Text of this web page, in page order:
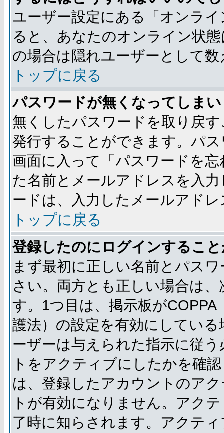
ユーザー設定にある「オンラ
ると、あなたのオンライン状
の場合は隠れユーザーとして
トップに戻る
パスワードが無くなってしま
無くしたパスワードを取り戻
発行することができます。パ
画面に入って「パスワードを
た名前とメールアドレスを入
ードは、入力したメールアド
トップに戻る
登録したのにログインするこ
まず最初に正しい名前とパス
さい。両方とも正しい場合は
す。1つ目は、掲示板が
護法）の設定を有効にしてい
ーザーは与えられた指示に従
トをアクティブにしたかを確
は、登録したアカウントのア
トが有効になりません。アク
了時に知らされます。アクテ